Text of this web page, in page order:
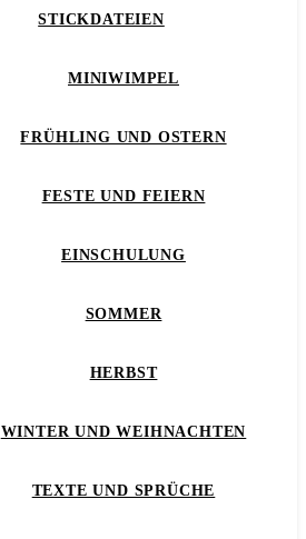
STICKDATEIEN
MINIWIMPEL
FRÜHLING UND OSTERN
FESTE UND FEIERN
EINSCHULUNG
SOMMER
HERBST
WINTER UND WEIHNACHTEN
TEXTE UND SPRÜCHE